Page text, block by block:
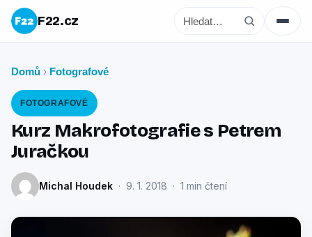
F22.cz
Domů › Fotografové
FOTOGRAFOVÉ
Kurz Makrofotografie s Petrem
Juračkou
Michal Houdek · 9. 1. 2018 · 1 min čtení